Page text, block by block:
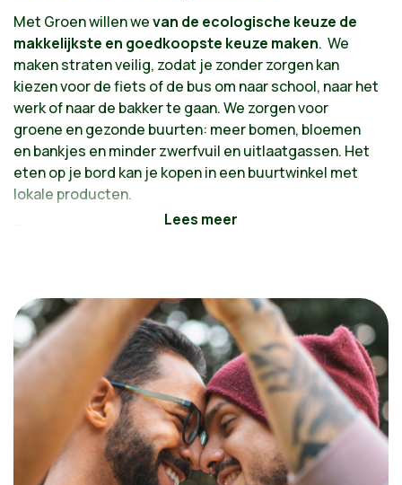
Met Groen willen wevan de ecologische keuze de
makkelijkste en goedkoopste keuze maken. We
maken straten veilig, zodat je zonder zorgen kan
kiezen voor de fiets of de bus om naar school, naar het
werk of naar de bakker te gaan. We zorgen voor
groene en gezonde buurten: meer bomen, bloemen
en bankjes en minder zwerfvuil en uitlaatgassen. Het
eten op je bord kan je kopen in een buurtwinkel met
lokale producten.
Een groene buurt op een gezonde planeet, daar